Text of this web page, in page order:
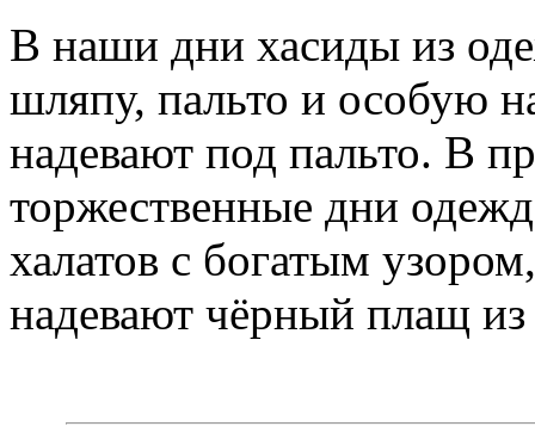
В наши дни хасиды из
шляпу, пальто и особую
надевают под пальто. В
торжественные дни
халатов с богатым
надевают чёрный плащ из